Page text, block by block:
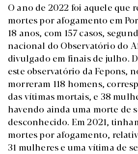
O ano de 2022 foi aquele que
mortes por afogamento em
18 anos, com 157 casos,
nacional do Observatório do
divulgado em finais de julho.
este observatório da Fepons,
morreram 118 homens,
das vítimas mortais, e 38
havendo ainda uma morte de
desconhecido. Em 2021,
mortes por afogamento,
31 mulheres e uma vítima de